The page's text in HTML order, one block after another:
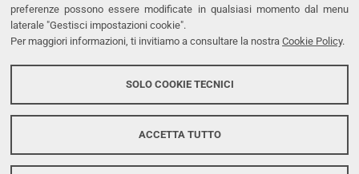
preferenze possono essere modificate in qualsiasi momento dal menu
laterale "Gestisci impostazioni cookie".
Per maggiori informazioni, ti invitiamo a consultare la nostra Cookie Policy.
SOLO COOKIE TECNICI
ACCETTA TUTTO
LINKS
Dichiarazione di accessibilità
Protezione dati personali